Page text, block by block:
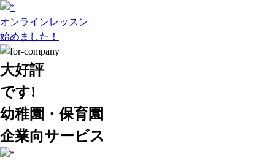
オンラインレッスン
始めました！
大好評
です!
幼稚園・保育園
企業向サービス